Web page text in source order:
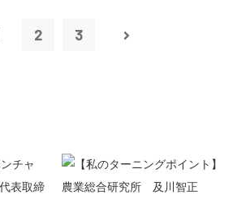
2 3